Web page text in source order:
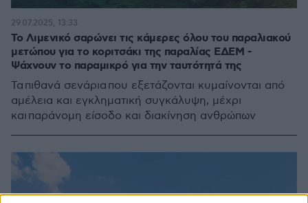
Το Λιμενικό σαρώνει τις κάμερες όλου του παραλιακού
μετώπου για το κοριτσάκι της παραλίας ΕΔΕΜ -
Ψάχνουν το παραμικρό για την ταυτότητά της
Τα πιθανά σενάρια που εξετάζονται κυμαίνονται από
αμέλεια και εγκληματική συγκάλυψη, μέχρι
και παράνομη είσοδο και διακίνηση ανθρώπων
29.07.2025, 13:33